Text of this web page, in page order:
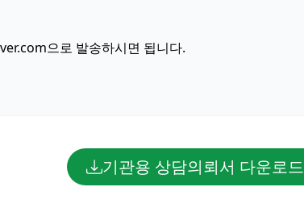
으로 발송하시면 됩니다.
기관용 상담의뢰서 다운로드